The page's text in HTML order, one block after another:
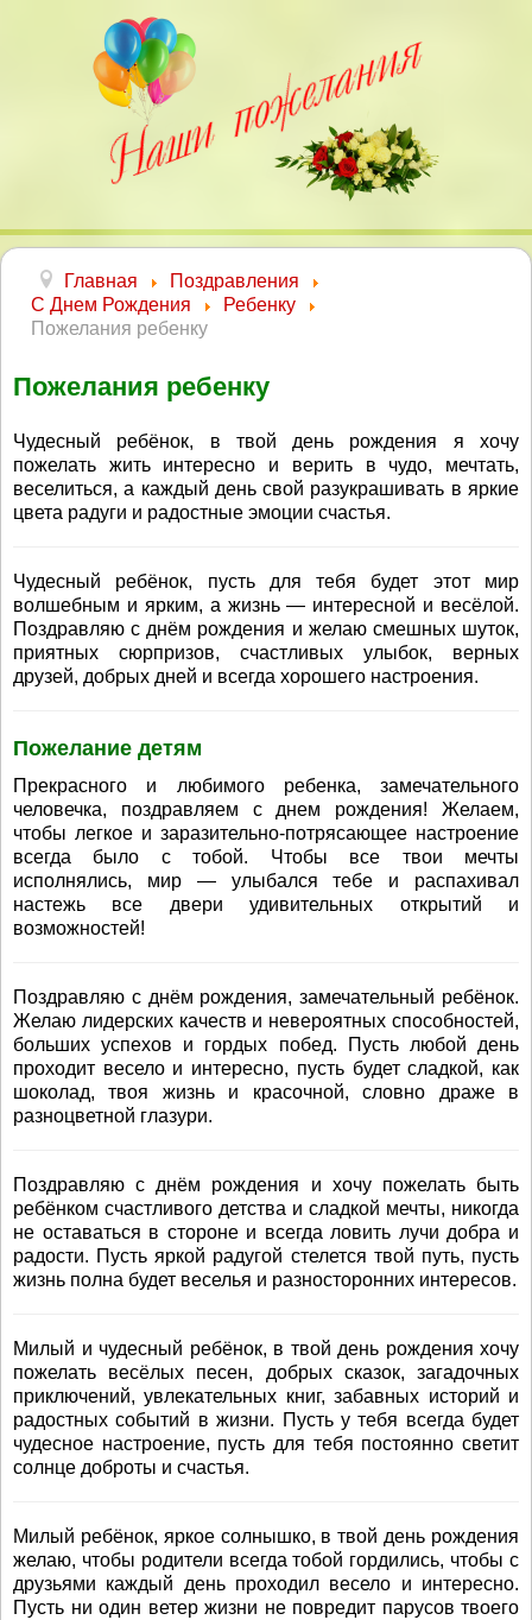
Главная
Поздравления
С Днем Рождения
Ребенку
Пожелания ребенку
Пожелания ребенку
Чудесный ребёнок, в твой день рождения я хочу
пожелать жить интересно и верить в чудо, мечтать,
веселиться, а каждый день свой разукрашивать в яркие
цвета радуги и радостные эмоции счастья.
Чудесный ребёнок, пусть для тебя будет этот мир
волшебным и ярким, а жизнь — интересной и весёлой.
Поздравляю с днём рождения и желаю смешных шуток,
приятных сюрпризов, счастливых улыбок, верных
друзей, добрых дней и всегда хорошего настроения.
Пожелание детям
Прекрасного и любимого ребенка, замечательного
человечка, поздравляем с днем рождения! Желаем,
чтобы легкое и заразительно-потрясающее настроение
всегда было с тобой. Чтобы все твои мечты
исполнялись, мир — улыбался тебе и распахивал
настежь все двери удивительных открытий и
возможностей!
Поздравляю с днём рождения, замечательный ребёнок.
Желаю лидерских качеств и невероятных способностей,
больших успехов и гордых побед. Пусть любой день
проходит весело и интересно, пусть будет сладкой, как
шоколад, твоя жизнь и красочной, словно драже в
разноцветной глазури.
Поздравляю с днём рождения и хочу пожелать быть
ребёнком счастливого детства и сладкой мечты, никогда
не оставаться в стороне и всегда ловить лучи добра и
радости. Пусть яркой радугой стелется твой путь, пусть
жизнь полна будет веселья и разносторонних интересов.
Милый и чудесный ребёнок, в твой день рождения хочу
пожелать весёлых песен, добрых сказок, загадочных
приключений, увлекательных книг, забавных историй и
радостных событий в жизни. Пусть у тебя всегда будет
чудесное настроение, пусть для тебя постоянно светит
солнце доброты и счастья.
Милый ребёнок, яркое солнышко, в твой день рождения
желаю, чтобы родители всегда тобой гордились, чтобы с
друзьями каждый день проходил весело и интересно.
Пусть ни один ветер жизни не повредит парусов твоего